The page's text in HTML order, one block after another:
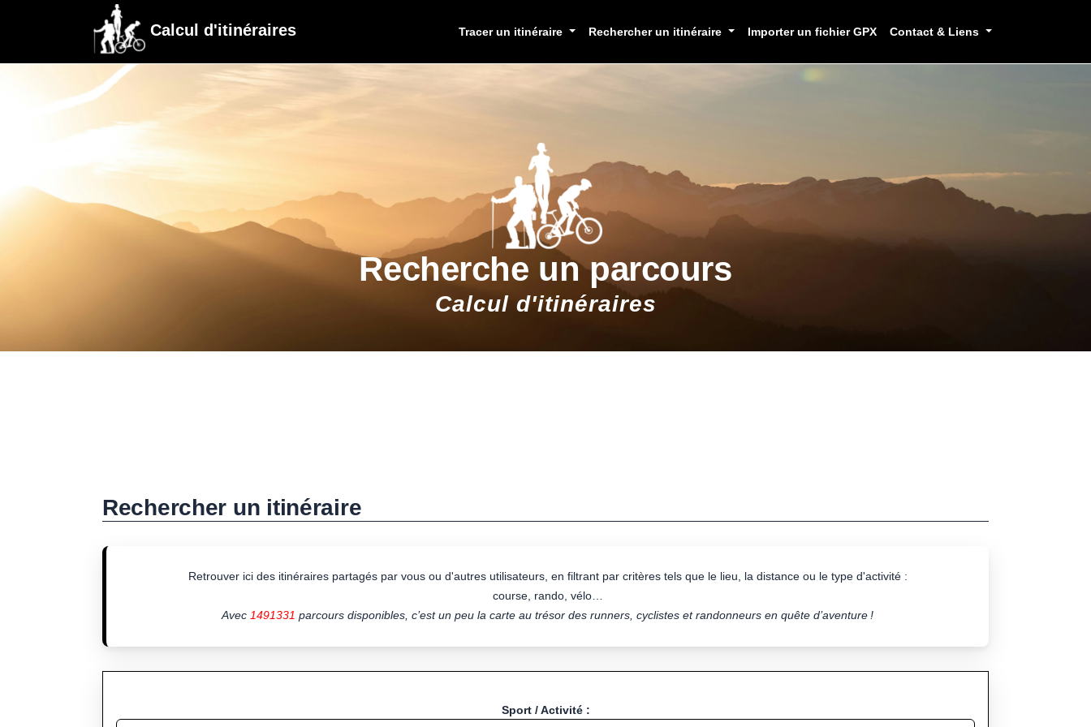
Calcul d'itinéraires Tracer un itinéraire Rechercher un itinéraire Importer un fichier GPX Contact & Liens
Recherche un parcours
Calcul d'itinéraires
Rechercher un itinéraire
Retrouver ici des itinéraires partagés par vous ou d'autres utilisateurs, en filtrant par critères tels que le lieu, la distance ou le type d'activité :
course, rando, vélo…
Avec 1491331 parcours disponibles, c’est un peu la carte au trésor des runners, cyclistes et randonneurs en quête d’aventure !
Sport / Activité :